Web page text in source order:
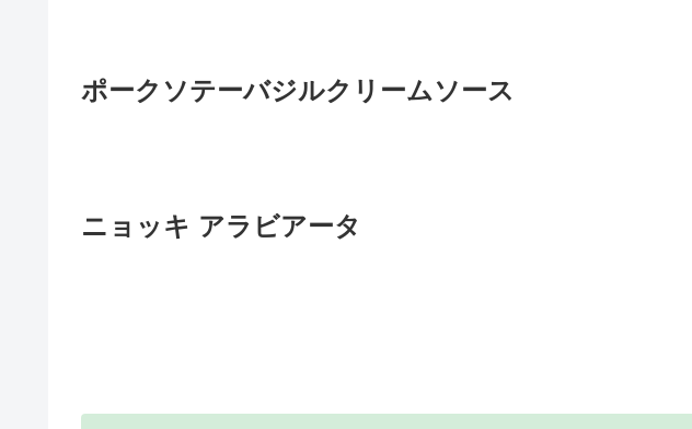
ポークソテーバジルクリームソース
ニョッキ アラビアータ